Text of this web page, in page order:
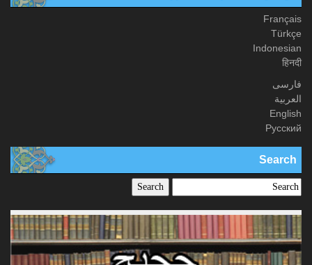
Français
Türkçe
Indonesian
हिनदी
فارسی
العربیة
English
Русский
Search